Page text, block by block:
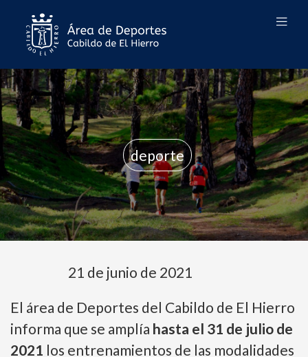
deporte
21 de junio de 2021
El área de Deportes del Cabildo de El Hierro
informa que se amplía hasta el 31 de julio de
2021 los entrenamientos de las modalidades